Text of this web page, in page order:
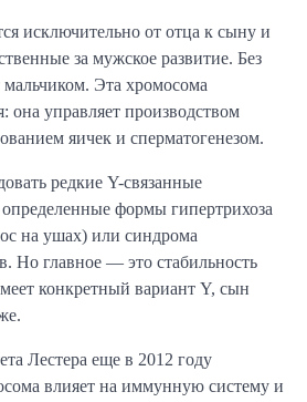
исключительно от отца к сыну и
за мужское развитие. Без
мальчиком. Эта хромосома
она управляет производством
яичек и сперматогенезом.
редкие Y-связанные
формы гипертрихоза
на ушах) или синдрома
Но главное — это стабильность
конкретный вариант Y, сын
Лестера еще в 2012 году
влияет на иммунную систему и